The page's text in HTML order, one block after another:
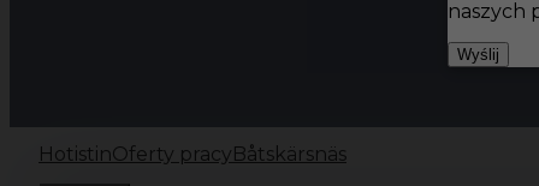
HotistinOferty pracy Båtskärsnäs
naszych
Wyślij